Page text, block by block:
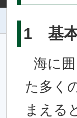
1 基
海に
た多く
まえる